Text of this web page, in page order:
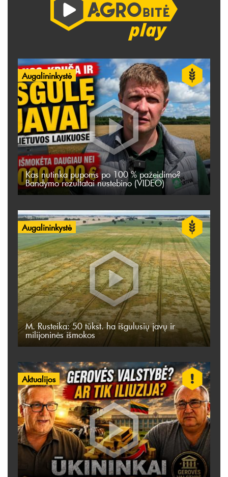
Augalininkystė
Kas nutinka pupoms po 100 % pažeidimo?
Bandymo rezultatai nustebino (VIDEO)
Augalininkystė
M. Rusteika: 50 tūkst. ha išgulusių javų ir
milijoninės išmokos
Aktualijos